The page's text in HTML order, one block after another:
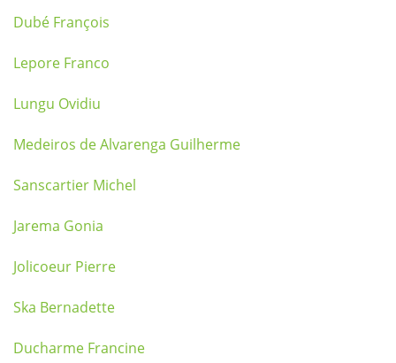
Dubé François
Lepore Franco
Lungu Ovidiu
Medeiros de Alvarenga Guilherme
Sanscartier Michel
Jarema Gonia
Jolicoeur Pierre
Ska Bernadette
Ducharme Francine